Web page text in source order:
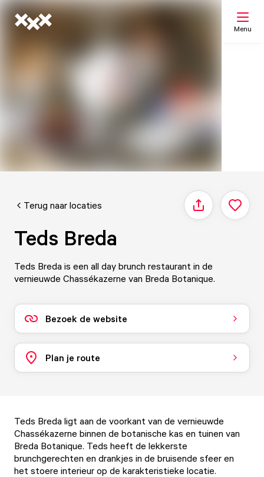
Menu
Terug naar locaties Delen
Teds Breda
Teds Breda is een all day brunch restaurant in de
vernieuwde Chassékazerne van Breda Botanique.
Bezoek de website
Plan je route
Teds Breda ligt aan de voorkant van de vernieuwde
Chassékazerne binnen de botanische kas en tuinen van
Breda Botanique. Teds heeft de lekkerste
brunchgerechten en drankjes in de bruisende sfeer en
het stoere interieur op de karakteristieke locatie.